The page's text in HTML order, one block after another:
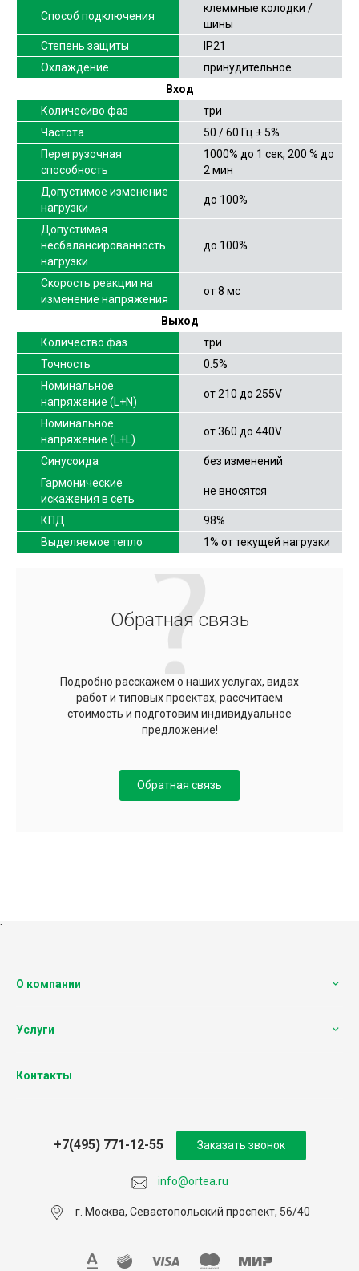
Способ подключения
клеммные колодки /
шины
Степень защиты
IP21
Охлаждение
принудительное
Вход
Количесиво фаз
три
Частота
50 / 60 Гц ± 5%
Перегрузочная
способность
1000% до 1 сек, 200 % до
2 мин
Допустимое изменение
нагрузки
до 100%
Допустимая
несбалансированность
нагрузки
до 100%
Скорость реакции на
изменение напряжения
от 8 мс
Выход
Количество фаз
три
Точность
0.5%
Номинальное
напряжение (L+N)
от 210 до 255V
Номинальное
напряжение (L+L)
от 360 до 440V
Синусоида
без изменений
Гармонические
искажения в сеть
не вносятся
КПД
98%
Выделяемое тепло
1% от текущей нагрузки
Обратная связь
Подробно расскажем о наших услугах, видах
работ и типовых проектах, рассчитаем
стоимость и подготовим индивидуальное
предложение!
Обратная связь
`
О компании
Услуги
Контакты
info@ortea.ru
+7(495) 771-12-55
г. Москва, Севастопольский проспект, 56/40
Заказать звонок